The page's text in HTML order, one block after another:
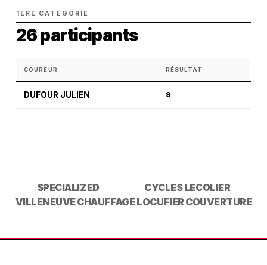
1ÈRE CATÉGORIE
26 participants
COUREUR RÉSULTAT
DUFOUR JULIEN 9
SPECIALIZED
CYCLES LECOLIER
VILLENEUVE CHAUFFAGELOCUFIER COUVERTURE